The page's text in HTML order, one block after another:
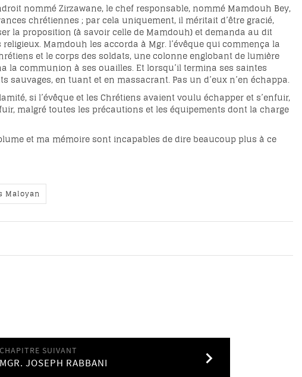
nommé Zirzawane, le chef responsable, nommé Mamdouh Bey,
chrétiennes ; par cela uniquement, il méritait d’être gracié,
la proposition (à savoir celle de Mamdouh) et demanda au dit
Mamdouh les accorda à Mgr. l’évêque qui commença la
et le corps des soldats, une colonne englobant de lumière
la communion à ses ouailles. Et lorsqu’il termina ses saintes
en tuant et en massacrant. Pas un d’eux n’en échappa.
si l’évêque et les Chrétiens avaient voulu échapper et s’enfuir,
malgré toutes les précautions et les équipements dont la charge
et ma mémoire sont incapables de dire beaucoup plus à ce
Maloyan
CHAPITRE SUIVANT
MGR. JOSEPH RABBANI